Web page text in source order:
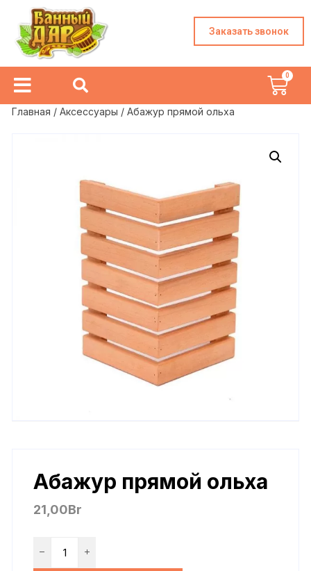
Заказать звонок
Главная /Аксессуары / Абажур прямой ольха
Абажур прямой ольха
21,00Br